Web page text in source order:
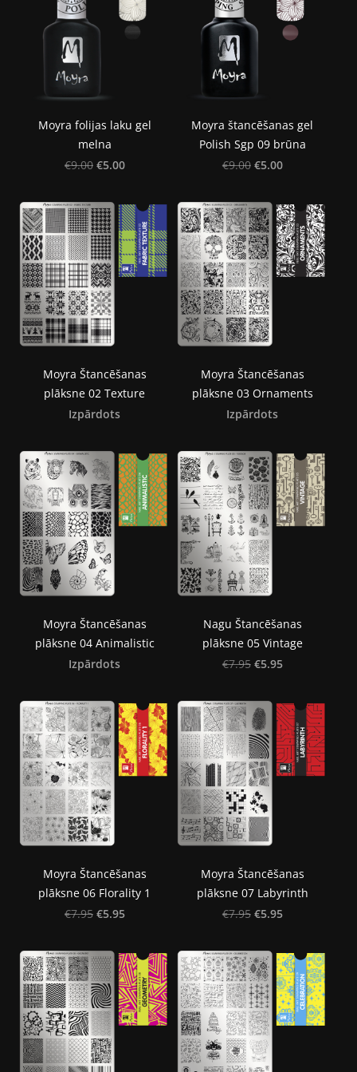
Moyra folijas laku gel
melna
€9.00 €5.00
Moyra štancēšanas gel
Polish Sgp 09 brūna
€9.00 €5.00
Moyra Štancēšanas
plāksne 02 Texture
Izpārdots
Moyra Štancēšanas
plāksne 03 Ornaments
Izpārdots
Moyra Štancēšanas
plāksne 04 Animalistic
Izpārdots
Nagu Štancēšanas
plāksne 05 Vintage
€7.95 €5.95
Moyra Štancēšanas
plāksne 06 Florality 1
€7.95 €5.95
Moyra Štancēšanas
plāksne 07 Labyrinth
€7.95 €5.95